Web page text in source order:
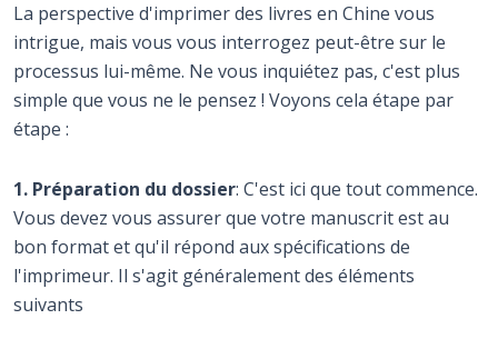
La perspective d'imprimer des livres en Chine vous
intrigue, mais vous vous interrogez peut-être sur le
processus lui-même. Ne vous inquiétez pas, c'est plus
simple que vous ne le pensez ! Voyons cela étape par
étape :
1. Préparation du dossier: C'est ici que tout commence.
Vous devez vous assurer que votre manuscrit est au
bon format et qu'il répond aux spécifications de
l'imprimeur. Il s'agit généralement des éléments
suivants